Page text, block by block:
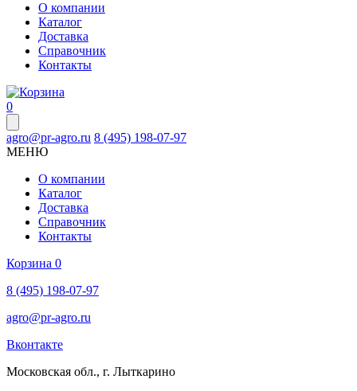
О компании
Каталог
Доставка
Справочник
Контакты
0
agro@pr-agro.ru 8 (495) 198-07-97
МЕНЮ
О компании
Каталог
Доставка
Справочник
Контакты
Корзина 0
8 (495) 198-07-97
agro@pr-agro.ru
Вконтакте
Московская обл., г. Лыткарино